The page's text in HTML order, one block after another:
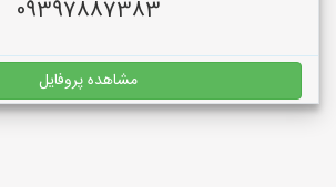
09397887383
مشاهده پروفایل